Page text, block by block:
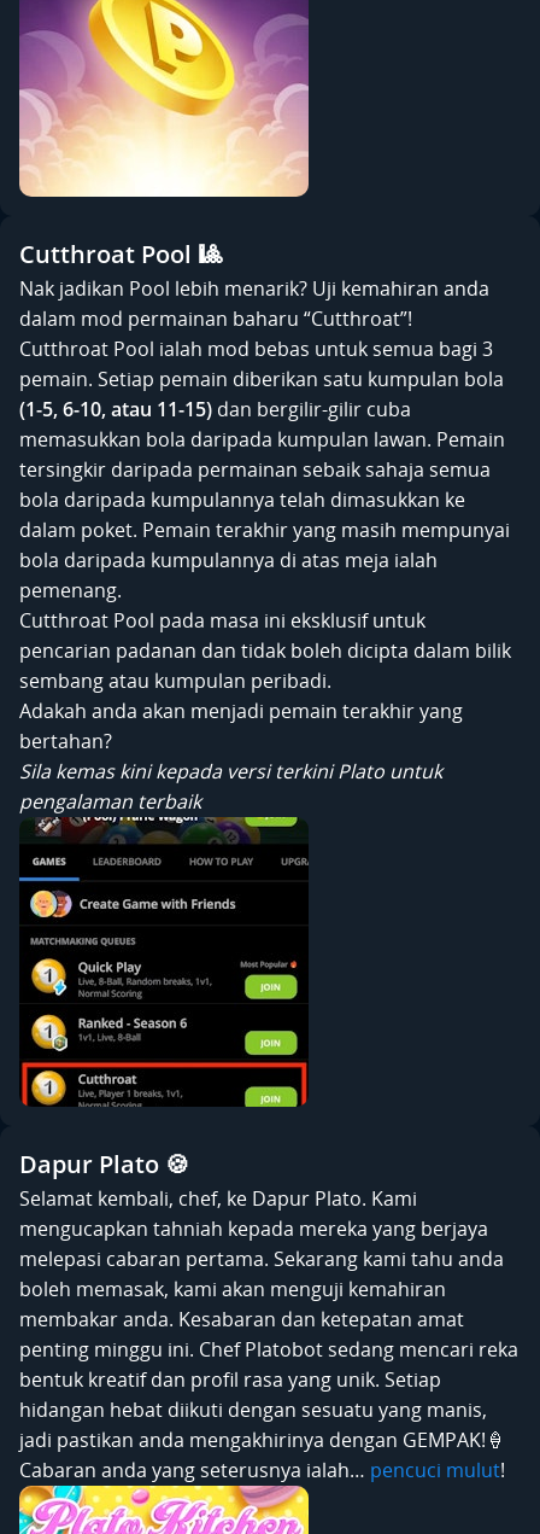
Cutthroat Pool 🎱
Nak jadikan Pool lebih menarik? Uji kemahiran anda
dalam mod permainan baharu “Cutthroat”!
Cutthroat Pool ialah mod bebas untuk semua bagi 3
pemain. Setiap pemain diberikan satu kumpulan bola
(1-5, 6-10, atau 11-15) dan bergilir-gilir cuba
memasukkan bola daripada kumpulan lawan. Pemain
tersingkir daripada permainan sebaik sahaja semua
bola daripada kumpulannya telah dimasukkan ke
dalam poket. Pemain terakhir yang masih mempunyai
bola daripada kumpulannya di atas meja ialah
pemenang.
Cutthroat Pool pada masa ini eksklusif untuk
pencarian padanan dan tidak boleh dicipta dalam bilik
sembang atau kumpulan peribadi.
Adakah anda akan menjadi pemain terakhir yang
bertahan?
Sila kemas kini kepada versi terkini Plato untuk
pengalaman terbaik
Dapur Plato 🍪
Selamat kembali, chef, ke Dapur Plato. Kami
mengucapkan tahniah kepada mereka yang berjaya
melepasi cabaran pertama. Sekarang kami tahu anda
boleh memasak, kami akan menguji kemahiran
membakar anda. Kesabaran dan ketepatan amat
penting minggu ini. Chef Platobot sedang mencari reka
bentuk kreatif dan profil rasa yang unik. Setiap
hidangan hebat diikuti dengan sesuatu yang manis,
jadi pastikan anda mengakhirinya dengan GEMPAK!🍦
Cabaran anda yang seterusnya ialah… pencuci mulut!